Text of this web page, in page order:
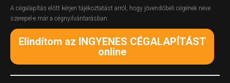
A cégalapítás előtt kérjen tájékoztatást arról, hogy jövendőbeli cégének neve
szerepel-e már a cégnyilvántarásban.
Elindítom az INGYENES CÉGALAPÍTÁST
online